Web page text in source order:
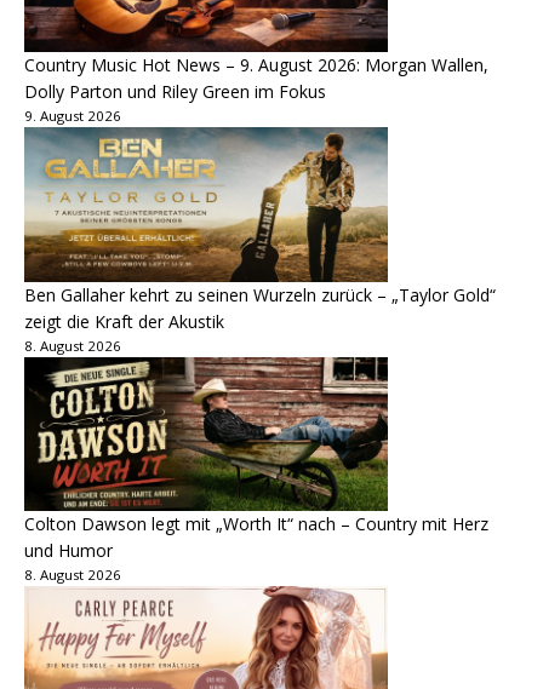
Country Music Hot News – 9. August 2026: Morgan Wallen,
Dolly Parton und Riley Green im Fokus
9. August 2026
Ben Gallaher kehrt zu seinen Wurzeln zurück – „Taylor Gold“
zeigt die Kraft der Akustik
8. August 2026
Colton Dawson legt mit „Worth It“ nach – Country mit Herz
und Humor
8. August 2026